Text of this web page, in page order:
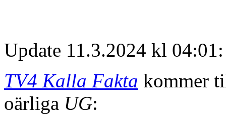
Update 11.3.2024 kl 04:01:
TV4 Kalla Fakta kommer
oärliga UG: